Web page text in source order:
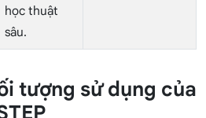
học thuật
sâu.
tượng sử dụng của